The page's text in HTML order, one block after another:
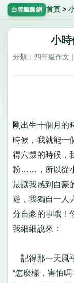
白雲飄飄網 首頁 >
小時
分類：四年級作文
剛出生十個月的
時候，我就能一
得六歲的時候，
粉……，所以從小
最讓我感到自豪
遊，我獨自一人
分自豪的事哦！
我細細說來：
記得那一天風
“怎麼樣，害怕